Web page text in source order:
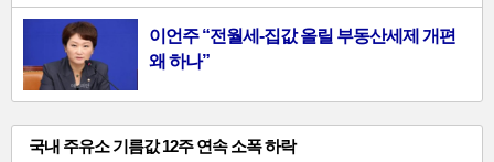
이언주 “전월세-집값 올릴 부동산세제 개편
왜 하나”
일
국내 주유소 기름값 12주 연속 소폭 하락